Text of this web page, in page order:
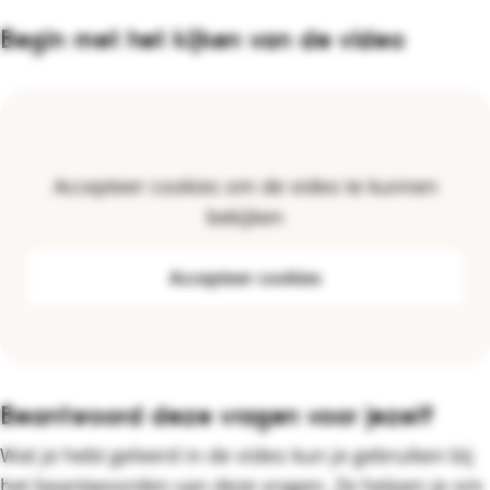
Begin met het kijken van de video
Accepteer cookies om de video te kunnen
bekijken
Accepteer cookies
Beantwoord deze vragen voor jezelf
Wat je hebt geleerd in de video kun je gebruiken bij